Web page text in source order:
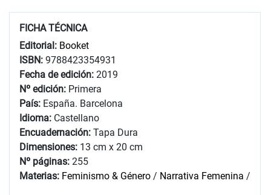
FICHA TÉCNICA
Editorial: Booket
ISBN: 9788423354931
Fecha de edición: 2019
Nº edición: Primera
País: España. Barcelona
Idioma: Castellano
Encuadernación: Tapa Dura
Dimensiones: 13 cm x 20 cm
Nº páginas: 255
Materias: Feminismo & Género / Narrativa Femenina /